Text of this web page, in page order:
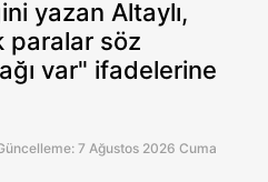
yazan Altaylı,
paralar söz
var" ifadelerine
7 Ağustos 2026 Cuma